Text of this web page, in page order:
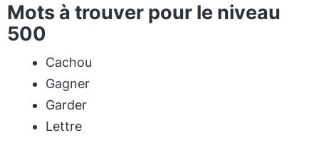
Mots à trouver pour le niveau
500
Cachou
Gagner
Garder
Lettre